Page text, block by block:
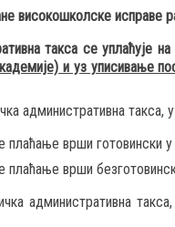
високошколске исправе
такса се уплаћује
и уз уписивање
административна такса, у
плаћање врши готовински
плаћање врши
административна